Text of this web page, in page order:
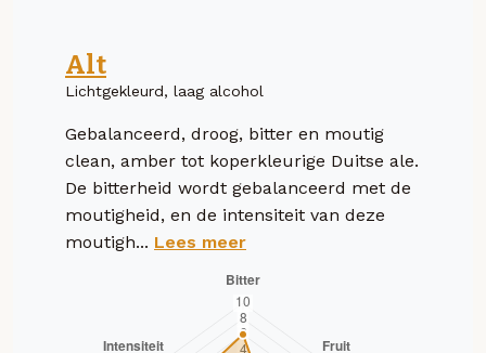
Alt
Lichtgekleurd, laag alcohol
Gebalanceerd, droog, bitter en moutig
clean, amber tot koperkleurige Duitse ale.
De bitterheid wordt gebalanceerd met de
moutigheid, en de intensiteit van deze
moutigh... Lees meer